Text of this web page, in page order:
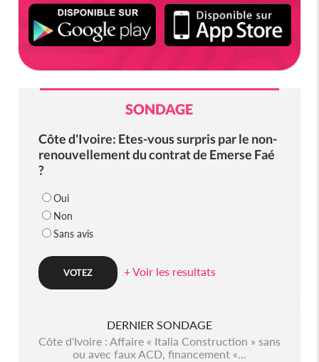
SONDAGE
Côte d'Ivoire: Etes-vous surpris par le non-
renouvellement du contrat de Emerse Faé
?
Oui
Non
Sans avis
+ Voir les resultats
DERNIER SONDAGE
Côte d'Ivoire : Affaire « Italia Construction » sans
ou avec faux ACD, financement «...